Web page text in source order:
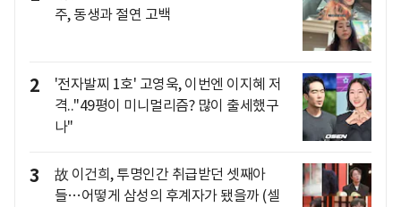
주, 동생과 절연 고백
2
'전자발찌 1호' 고영욱, 이번엔 이지혜 저
격.."49평이 미니멀리즘? 많이 출세했구
나"
3
故 이건희, 투명인간 취급받던 셋째아
들…어떻게 삼성의 후계자가 됐을까 (셀